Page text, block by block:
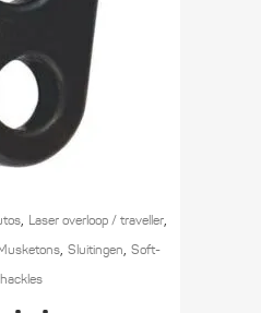
, Laser overloop / traveller,
, Sluitingen, Soft-